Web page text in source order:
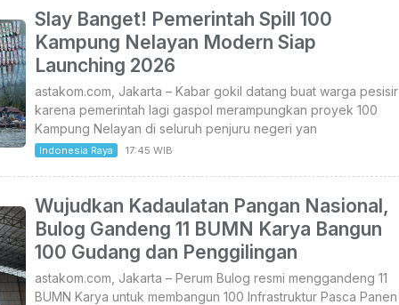
Slay Banget! Pemerintah Spill 100
Kampung Nelayan Modern Siap
Launching 2026
astakom.com, Jakarta – Kabar gokil datang buat warga pesisir
karena pemerintah lagi gaspol merampungkan proyek 100
Kampung Nelayan di seluruh penjuru negeri yan
Indonesia Raya 17:45 WIB
Wujudkan Kadaulatan Pangan Nasional,
Bulog Gandeng 11 BUMN Karya Bangun
100 Gudang dan Penggilingan
astakom.com, Jakarta – Perum Bulog resmi menggandeng 11
BUMN Karya untuk membangun 100 Infrastruktur Pasca Panen